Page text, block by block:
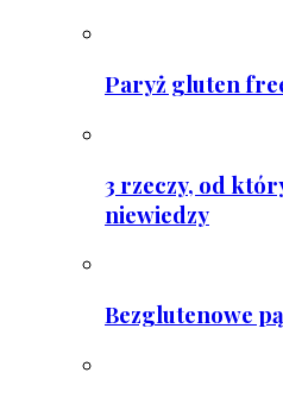
Paryż gluten
3 rzeczy, od
niewiedzy
Bezglutenowe